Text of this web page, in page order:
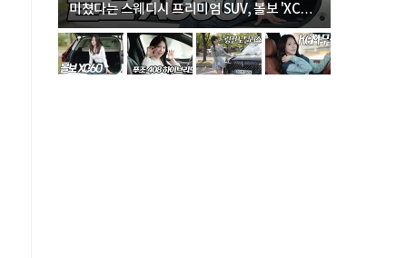
미쳤다는 스웨디시 프리미엄 SUV, 볼보 'XC60
B5 울트라'